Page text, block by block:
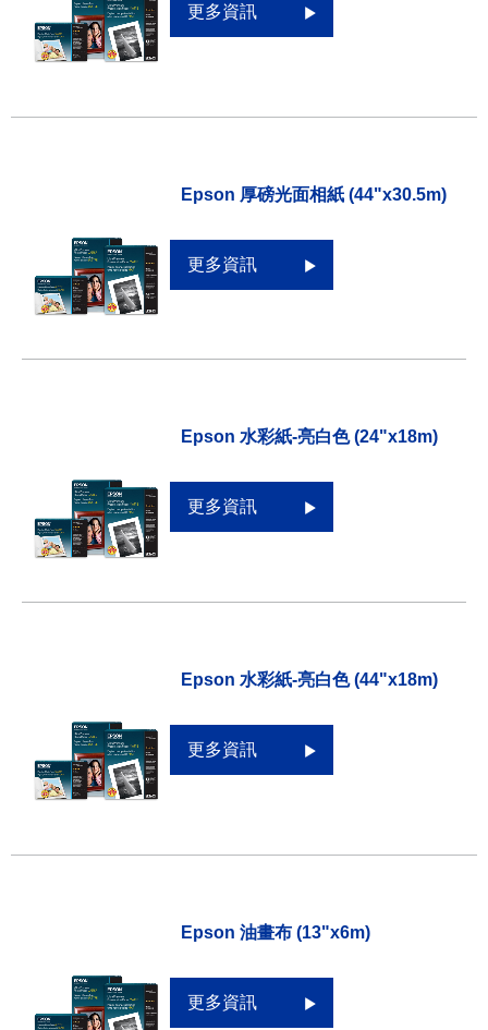
更多資訊
Epson 厚磅光面相紙 (44"x30.5m)
更多資訊
Epson 水彩紙-亮白色 (24"x18m)
更多資訊
Epson 水彩紙-亮白色 (44"x18m)
更多資訊
Epson 油畫布 (13"x6m)
更多資訊